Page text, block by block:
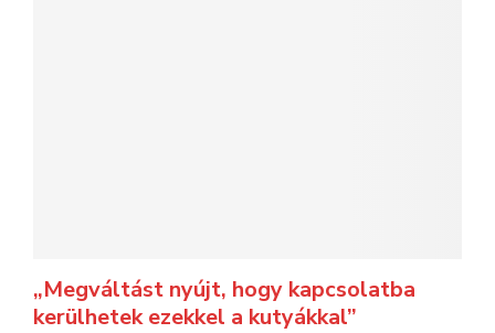
„Megváltást nyújt, hogy kapcsolatba
kerülhetek ezekkel a kutyákkal”